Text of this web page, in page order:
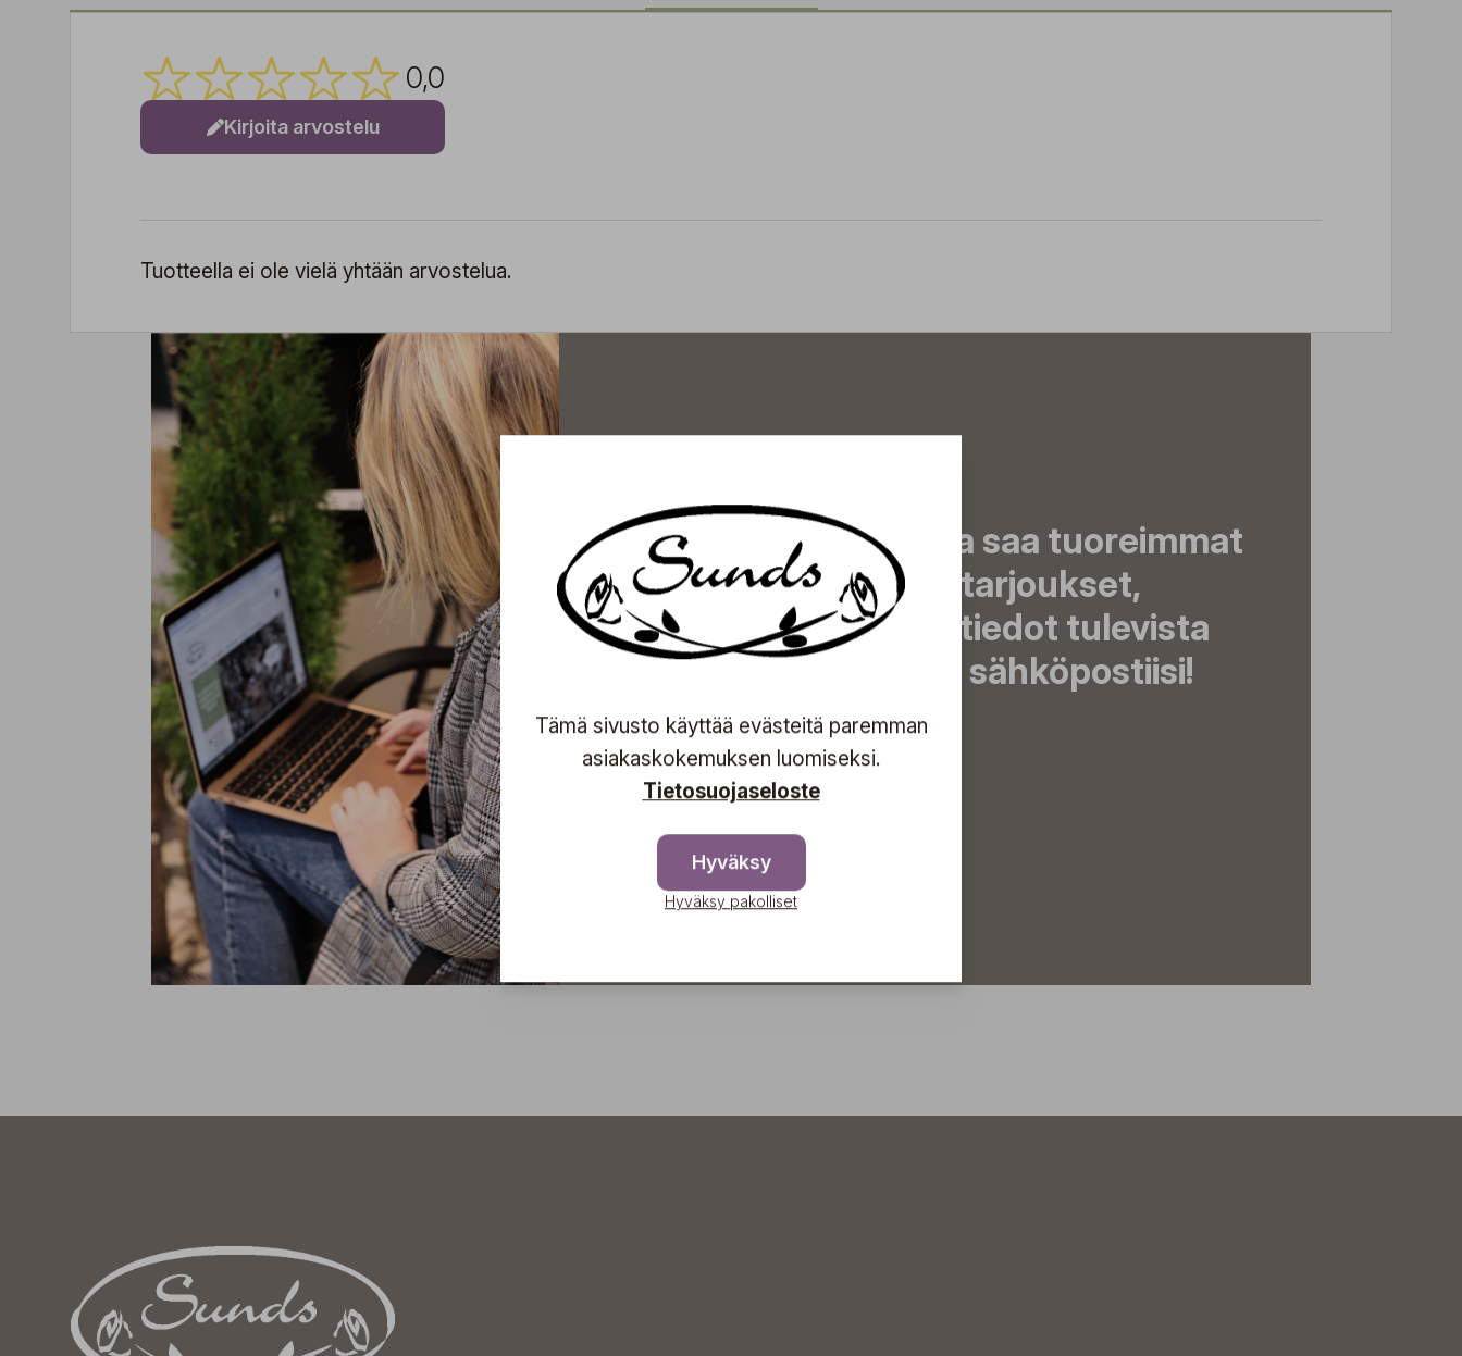
0,0
Kirjoita arvostelu
Tuotteella ei ole vielä yhtään arvostelua.
Tilaa uutiskirjeemme ja saa tuoreimmat
uutiset, eksklusiiviset tarjoukset,
inspiroivat vinkit sekä tiedot tulevista
tapahtumista suoraan sähköpostiisi!
Tilaa
Tämä sivusto käyttää evästeitä paremman
asiakaskokemuksen luomiseksi.
Tietosuojaseloste
Hyväksy
Hyväksy pakolliset